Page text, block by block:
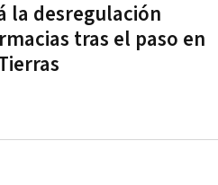
la desregulación
tras el paso en